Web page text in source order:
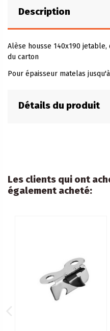
Description
Alèse housse 140x190
du carton
Pour épaisseur matelas
Détails du produit
Les clients qui ont
également acheté: